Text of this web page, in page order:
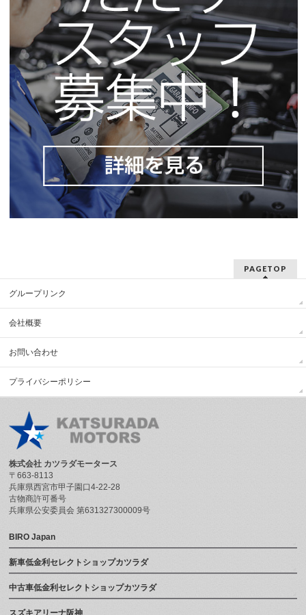
PAGETOP
グループリンク
会社概要
お問い合わせ
プライバシーポリシー
株式会社 カツラダモータース
〒663-8113
兵庫県西宮市甲子園口4-22-28
古物商許可番号
兵庫県公安委員会 第631327300009号
BIRO Japan
新車低金利セレクトショップカツラダ
中古車低金利セレクトショップカツラダ